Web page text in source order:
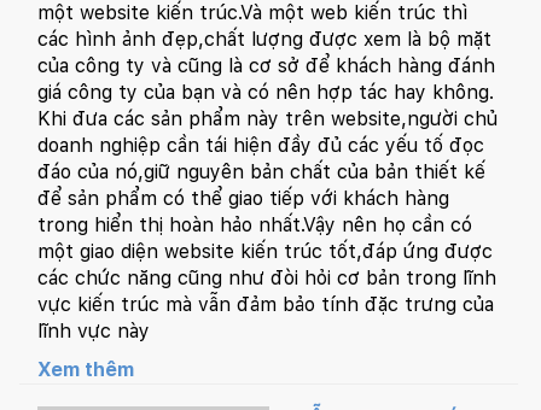
một website kiến trúc.Và một web kiến trúc thì
các hình ảnh đẹp,chất lượng được xem là bộ mặt
của công ty và cũng là cơ sở để khách hàng đánh
giá công ty của bạn và có nên hợp tác hay không.
Khi đưa các sản phẩm này trên website,người chủ
doanh nghiệp cần tái hiện đầy đủ các yếu tố đọc
đáo của nó,giữ nguyên bản chất của bản thiết kế
để sản phẩm có thể giao tiếp với khách hàng
trong hiển thị hoàn hảo nhất.Vậy nên họ cần có
một giao diện website kiến trúc tốt,đáp ứng được
các chức năng cũng như đòi hỏi cơ bản trong lĩnh
vực kiến trúc mà vẫn đảm bảo tính đặc trưng của
lĩnh vực này
Xem thêm